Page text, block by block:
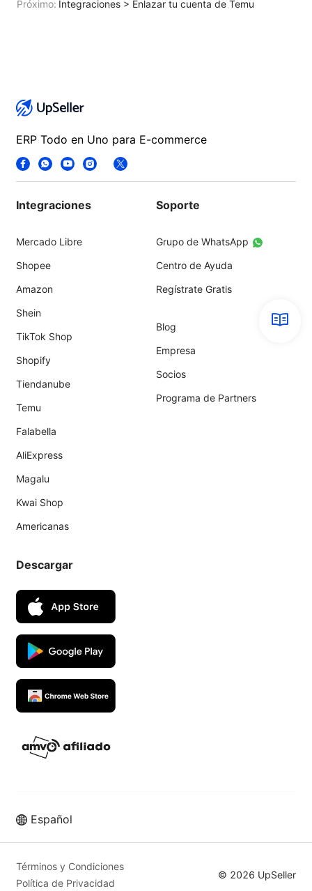
Próximo: Integraciones > Enlazar tu cuenta de Temu
ERP Todo en Uno para E-commerce
Integraciones
Mercado Libre
Shopee
Amazon
Shein
TikTok Shop
Shopify
Tiendanube
Temu
Falabella
AliExpress
Magalu
Kwai Shop
Americanas
Soporte
Grupo de WhatsApp
Centro de Ayuda
Regístrate Gratis
Blog
Empresa
Socios
Programa de Partners
Descargar
Español
Términos y Condiciones
Política de Privacidad
© 2026 UpSeller